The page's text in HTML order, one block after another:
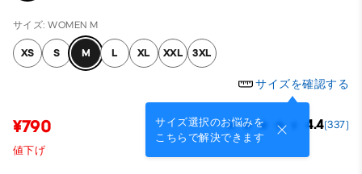
サイズ: WOMEN M
XS S M L XL XXL 3XL
サイズを確認する
サイズ選択のお悩みを
こちらで解決できます
¥790 4.4(337)
値下げ